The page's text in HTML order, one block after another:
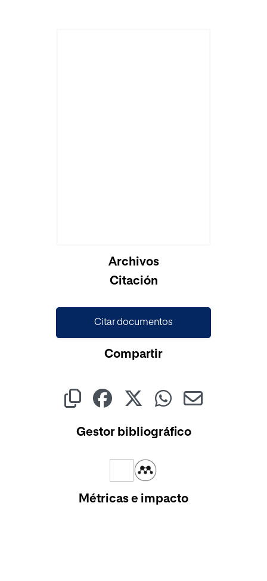
Archivos
Citación
Citar documentos
Compartir
Gestor bibliográfico
Métricas e impacto